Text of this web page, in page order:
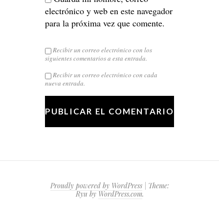
electrónico y web en este navegador
para la próxima vez que comente.
Recibir un correo electrónico con los
siguientes comentarios a esta entrada.
Recibir un correo electrónico con cada
nueva entrada.
Proudly powered by WordPress
Theme:
Ryu byWordPress.com.